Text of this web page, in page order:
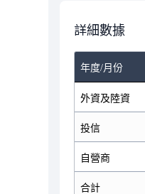
詳細數據
年度/月份
2026/07/29
外資及陸資
投信
自營商
合計
17